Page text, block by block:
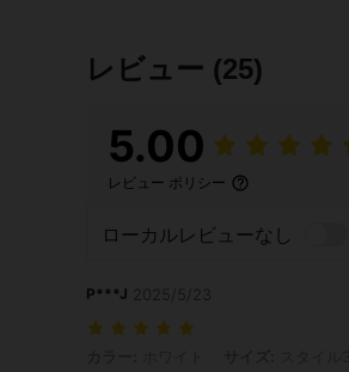
レビュー (25)
5.00
レビュー ポリシー
ローカルレビューなし
P***J